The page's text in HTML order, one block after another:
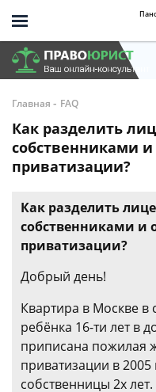
Главная - FAQ
Как разделить
собственниками
приватизации?
Как разделить
собственниками и
приватизации?
Добрый день!
Квартира в Москве в
ребёнка 16-ти лет в
приписана пожилая
приватизации в
собственницы 2х